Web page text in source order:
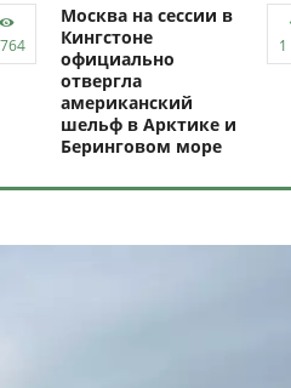
Москва на сессии в
Кингстоне
официально
отвергла
американский
шельф в Арктике и
Беринговом море